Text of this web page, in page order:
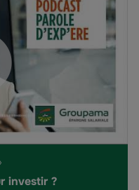
investir ?